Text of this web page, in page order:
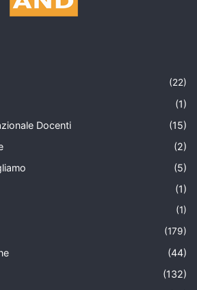
(22)
(1)
Docenti
(15)
(2)
(5)
(1)
(1)
(179)
(44)
(132)